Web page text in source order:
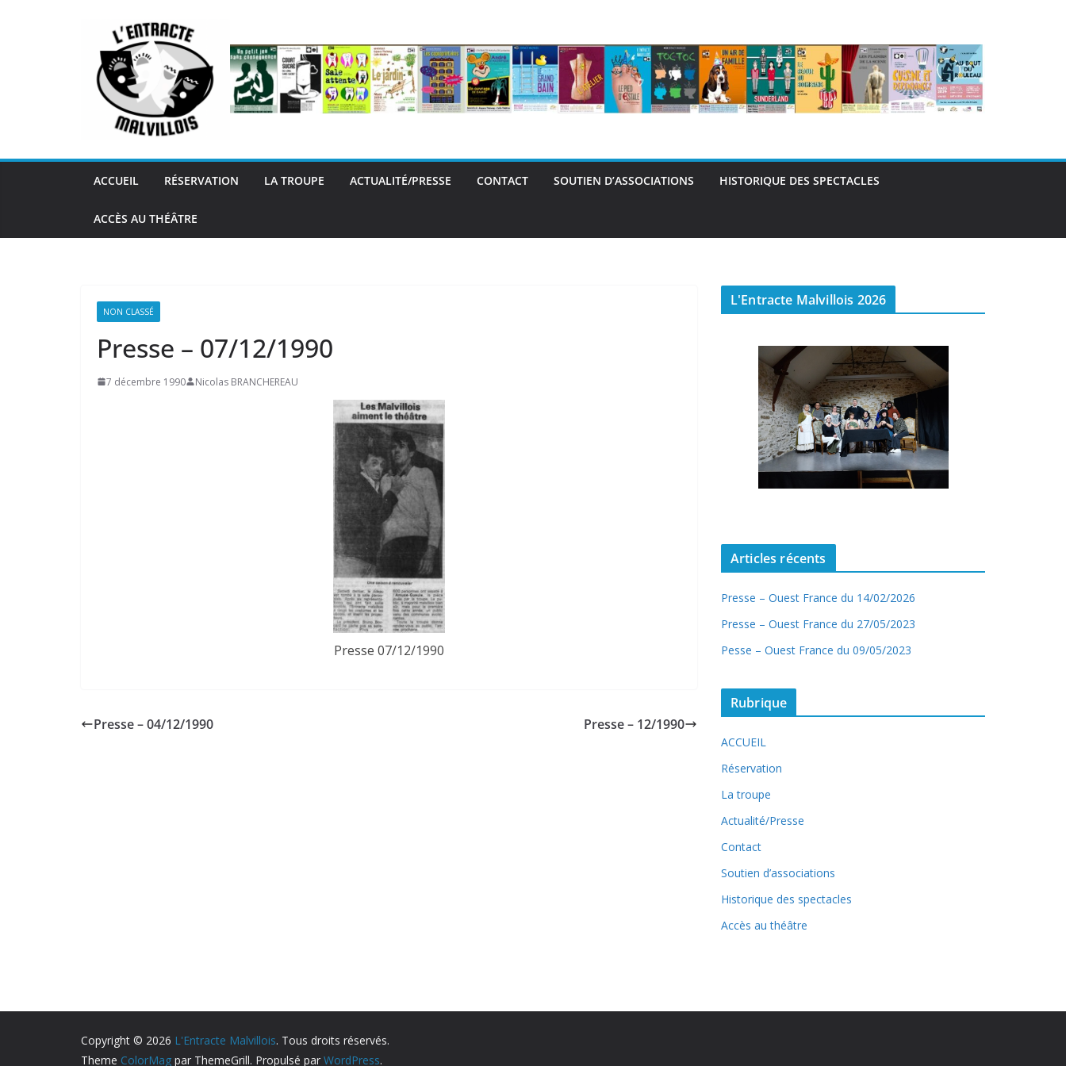
ACCUEIL RÉSERVATION LA TROUPE ACTUALITÉ/PRESSE CONTACT SOUTIEN D’ASSOCIATIONS HISTORIQUE DES SPECTACLES
ACCÈS AU THÉÂTRE
NON CLASSÉ
Presse – 07/12/1990
7 décembre 1990 Nicolas BRANCHEREAU
Presse 07/12/1990
Presse – 04/12/1990 Presse – 12/1990
L'Entracte Malvillois 2026
Articles récents
Presse – Ouest France du 14/02/2026
Presse – Ouest France du 27/05/2023
Pesse – Ouest France du 09/05/2023
Rubrique
ACCUEIL
Réservation
La troupe
Actualité/Presse
Contact
Soutien d’associations
Historique des spectacles
Accès au théâtre
Copyright © 2026 L'Entracte Malvillois. Tous droits réservés.
Theme ColorMag par ThemeGrill. Propulsé par WordPress.